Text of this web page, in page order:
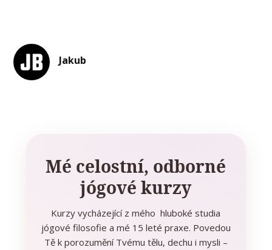
Jakub
Mé celostní, odborné
jógové kurzy
Kurzy vycházející z mého hluboké studia
jógové filosofie a mé 15 leté praxe. Povedou
Tě k porozumění Tvému tělu, dechu i mysli –